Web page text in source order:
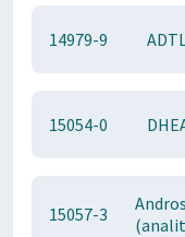
14979-9
15054-0
15057-3